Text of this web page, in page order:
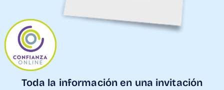
Toda la información en una invitación